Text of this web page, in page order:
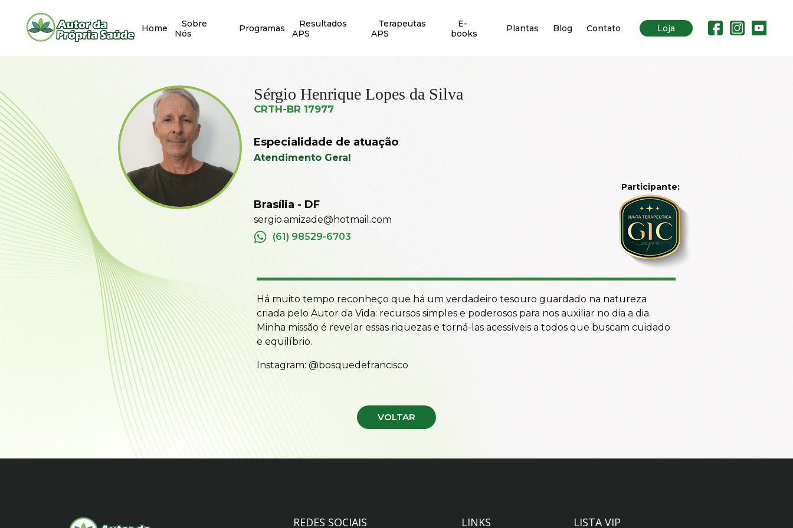
Home
Sobre
Nós
Programas
Resultados
APS
Terapeutas
APS
E-
books
Plantas Blog Contato Loja
Sérgio Henrique Lopes da Silva
CRTH-BR 17977
Especialidade de atuação
Atendimento Geral
Brasília - DF
sergio.amizade@hotmail.com
(61) 98529-6703
Participante:
Há muito tempo reconheço que há um verdadeiro tesouro guardado na natureza
criada pelo Autor da Vida: recursos simples e poderosos para nos auxiliar no dia a dia.
Minha missão é revelar essas riquezas e torná-las acessíveis a todos que buscam cuidado
e equilíbrio.
Instagram: @bosquedefrancisco
VOLTAR
REDES SOCIAIS LINKS LISTA VIP